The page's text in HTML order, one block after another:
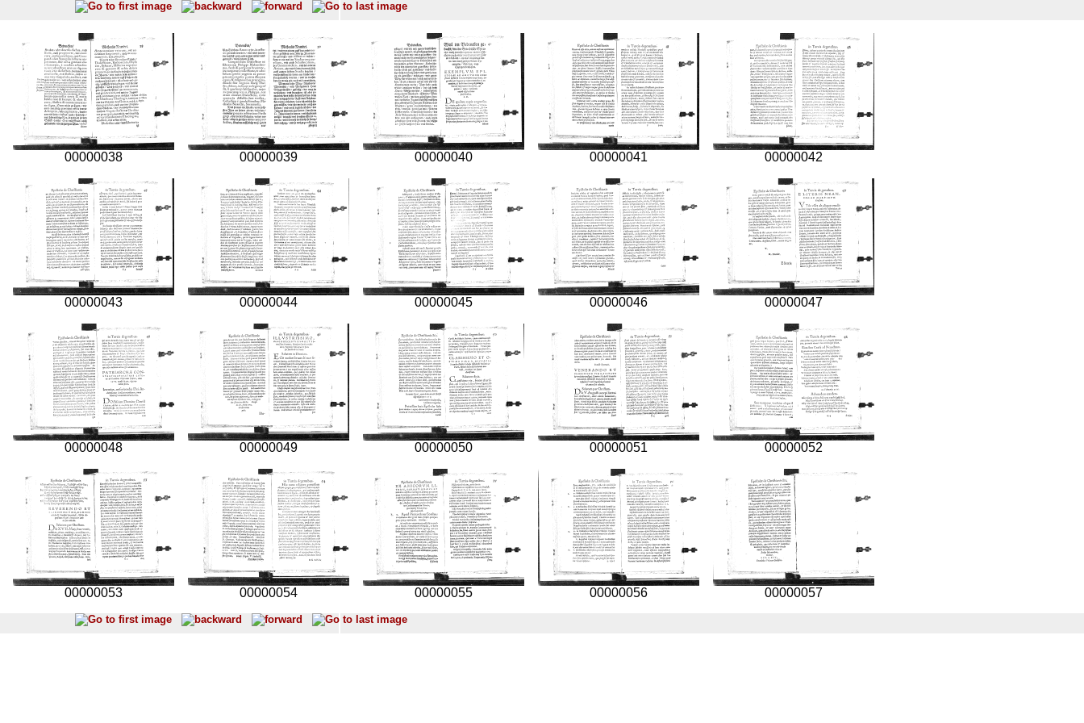
00000038 00000039 00000040 00000041 00000042
00000043 00000044 00000045 00000046 00000047
00000048 00000049 00000050 00000051 00000052
00000053 00000054 00000055 00000056 00000057